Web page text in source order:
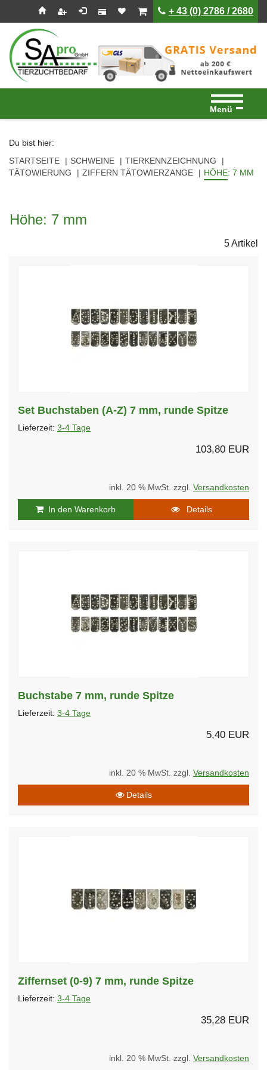
Seitenebreiche:
ist leerist leer+ 43 (0) 2786 / 2680
Menü
Du bist hier:
STARTSEITE
SCHWEINE
TIERKENNZEICHNUNG
TÄTOWIERUNG
ZIFFERN TÄTOWIERZANGE HÖHE: 7 MM
Höhe: 7 mm
5 Artikel
Set Buchstaben (A-Z) 7 mm, runde Spitze
Lieferzeit: 3-4 Tage
103,80 EUR
inkl. 20 % MwSt. zzgl. Versandkosten
In den Warenkorb Details
Buchstabe 7 mm, runde Spitze
Lieferzeit: 3-4 Tage
5,40 EUR
inkl. 20 % MwSt. zzgl. Versandkosten
Details
Ziffernset (0-9) 7 mm, runde Spitze
Lieferzeit: 3-4 Tage
35,28 EUR
inkl. 20 % MwSt. zzgl. Versandkosten